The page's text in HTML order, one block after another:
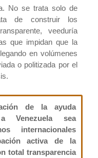
No se trata solo de
de construir los
veeduría
que impidan que la
en volúmenes
o politizada por el
de la ayuda
Venezuela sea
internacionales
activa de la
total transparencia